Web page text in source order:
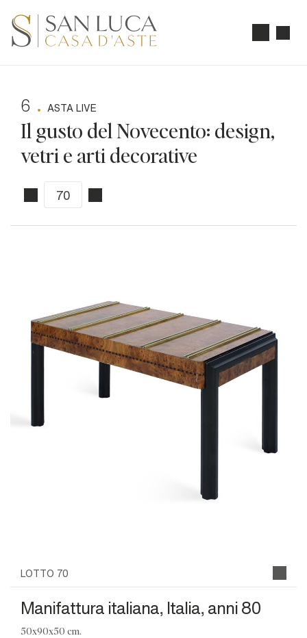
6 ASTA LIVE
Il gusto del Novecento: design,
vetri e arti decorative
LOTTO 70
Manifattura italiana, Italia, anni 80
50x90x50 cm.